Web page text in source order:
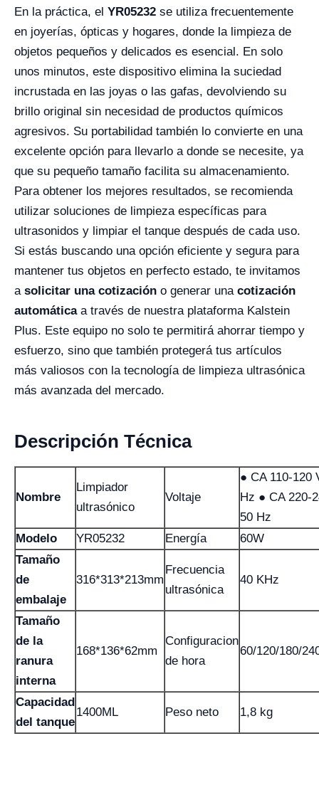
En la práctica, el YR05232 se utiliza frecuentemente
en joyerías, ópticas y hogares, donde la limpieza de
objetos pequeños y delicados es esencial. En solo
unos minutos, este dispositivo elimina la suciedad
incrustada en las joyas o las gafas, devolviendo su
brillo original sin necesidad de productos químicos
agresivos. Su portabilidad también lo convierte en una
excelente opción para llevarlo a donde se necesite, ya
que su pequeño tamaño facilita su almacenamiento.
Para obtener los mejores resultados, se recomienda
utilizar soluciones de limpieza específicas para
ultrasonidos y limpiar el tanque después de cada uso.
Si estás buscando una opción eficiente y segura para
mantener tus objetos en perfecto estado, te invitamos
a solicitar una cotización o generar una cotización
automáticaa través de nuestra plataforma Kalstein
Plus. Este equipo no solo te permitirá ahorrar tiempo y
esfuerzo, sino que también protegerá tus artículos
más valiosos con la tecnología de limpieza ultrasónica
más avanzada del mercado.
Descripción Técnica
Nombre
Limpiador
ultrasónico
Voltaje
● CA 110-120
Hz ● CA 220-
50 Hz
Modelo
YR05232 Energía
60W
Tamaño
de
embalaje
316*313*213mm
Frecuencia
ultrasónica
40 KHz
Tamaño
de la
ranura
interna
168*136*62mm
Configuracion
de hora
60/120/180/
Capacidad
del tanque
1400ML Peso neto 1,8 kg